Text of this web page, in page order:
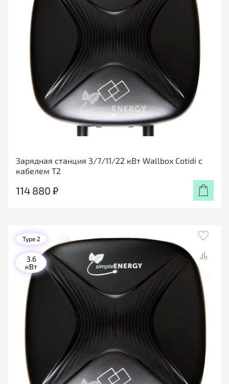
Зарядная станция 3/7/11/22 кВт Wallbox Cotidi с
кабелем Т2
114 880 ₽
Type 2
3.6
кВт